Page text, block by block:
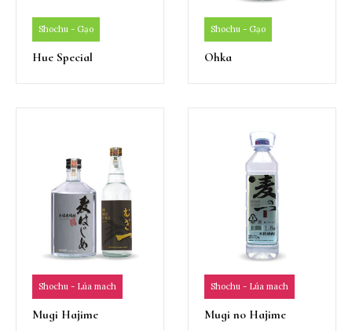
Shochu - Gạo
Hue Special
Shochu - Gạo
Ohka
Shochu - Lúa mach
Mugi Hajime
Shochu - Lúa mach
Mugi no Hajime